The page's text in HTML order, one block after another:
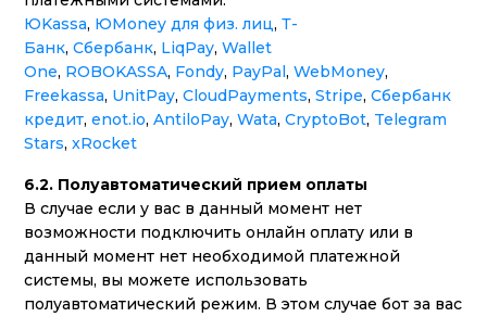
ЮKassa, ЮMoney для физ. лиц, Т-
Банк, Сбербанк, LiqPay, Wallet
One, ROBOKASSA, Fondy, PayPal, WebMoney,
Freekassa, UnitPay, CloudPayments, Stripe, Сбербанк
кредит, enot.io, AntiloPay, Wata, CryptoBot, Telegram
Stars, xRocket
6.2. Полуавтоматический прием оплаты
В случае если у вас в данный момент нет
возможности подключить онлайн оплату или в
данный момент нет необходимой платежной
системы, вы можете использовать
полуавтоматический режим. В этом случае бот за вас